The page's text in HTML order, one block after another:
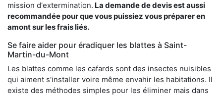
mission d'extermination. La demande de devis est aussi
recommandée pour que vous puissiez vous préparer en
amont sur les frais liés.
Se faire aider pour éradiquer les blattes à Saint-
Martin-du-Mont
Les blattes comme les cafards sont des insectes nuisibles
qui aiment s'installer voire même envahir les habitations. Il
existe des méthodes simples pour les éliminer mais dans